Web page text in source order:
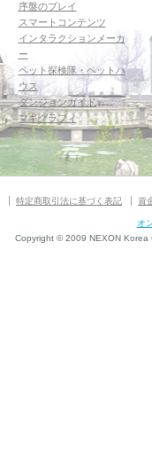
序盤のプレイ
スマートコンテンツ
インタラクションメーカ
ー
ペット探検隊・ペットハ
ウス
ダンジョンガイド
マギグラフィ
特定商取引法に基づく表記 資
オ
Copyright © 2009 NEXON Korea